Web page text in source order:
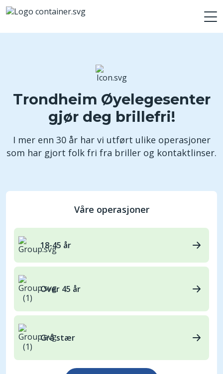
Trondheim Øyelegesenter
gjør deg brillefri!
I mer enn 30 år har vi utført ulike operasjoner
som har gjort folk fri fra briller og kontaktlinser.
Våre operasjoner
18-45 år
Over 45 år
Grå stær